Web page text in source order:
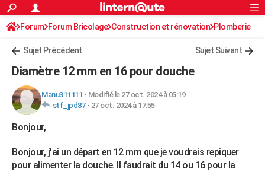
ACTUALITÉS
Politique
Société
Faits Divers
Education
Monde
Villes
+
FINANCE
Retraite
Impôts
Epargne
Immobilier
Risques naturels par ville
Banque
Assurance
Crédit
AUTO
Essais
Réserver un essai
Citadines
Berlines
SUV
Forum auto
+HIGH-TECH
Mobiles
Meilleur smartphone
Internet
Ordinateurs
Jeux vidéo
Guide high-tech
+BRICOLAGE
Rechercher
S'inscrire
Connexion
Forum Forum Bricolage Construction et rénovation Plomberie
Sujet Précédent Sujet Suivant
Diamètre 12 mm en 16 pour douche
Manu311111 - Modifié le 27 oct. 2024 à 05:19
stf_jpd87- 27 oct. 2024 à 17:55
Bonjour,
Bonjour, j'ai un départ en 12 mm que je voudrais repiquer
pour alimenter la douche. Il faudrait du 14 ou 16 pour la